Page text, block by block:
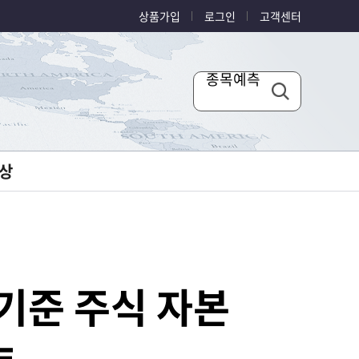
상품가입 로그인 고객센터
종목예측
준 주식 자본